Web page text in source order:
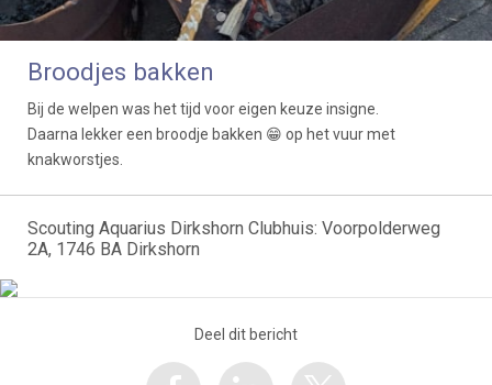
● ● ● ●
Broodjes bakken
Bij de welpen was het tijd voor eigen keuze insigne.
Daarna lekker een broodje bakken 😁 op het vuur met
knakworstjes.
Scouting Aquarius Dirkshorn Clubhuis: Voorpolderweg
2A, 1746 BA Dirkshorn
Deel dit bericht